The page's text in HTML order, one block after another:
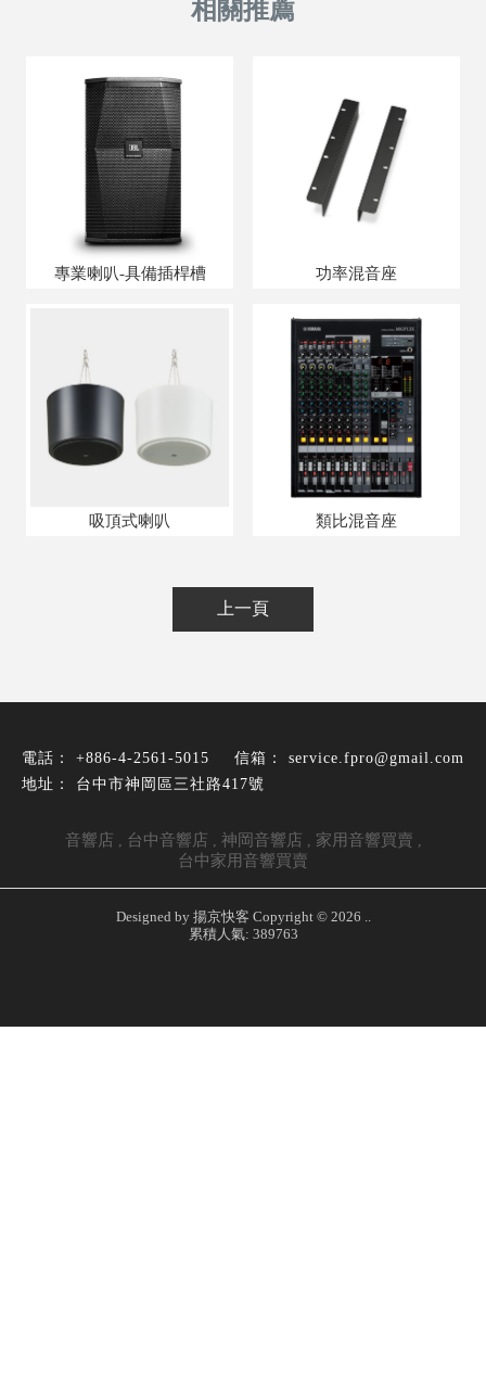
專業喇叭-具備插桿槽 功率混音座
吸頂式喇叭 類比混音座
上一頁
+886-4-2561-5015
service.fpro@gmail.com
台中市神岡區三社路417號
音響店 台中音響店 神岡音響店
家用音響買賣
台中家用音響買賣
Designed by 揚京快客 Copyright © 2026
累積人氣: 389763